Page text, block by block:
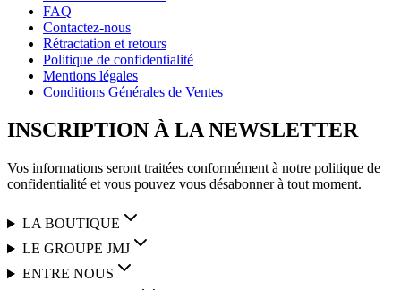
FAQ
Contactez-nous
Rétractation et retours
Politique de confidentialité
Mentions légales
Conditions Générales de Ventes
INSCRIPTION À LA NEWSLETTER
Vos informations seront traitées conformément à notre politique de
confidentialité et vous pouvez vous désabonner à tout moment.
LA BOUTIQUE
LE GROUPE JMJ
ENTRE NOUS